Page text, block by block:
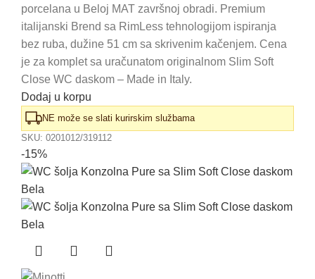
je
bila:
63.670,00 RSD.
je:
57.300,00 RSD.
porcelana u Beloj MAT završnoj obradi. Premium
italijanski Brend sa RimLess tehnologijom ispiranja
bez ruba, dužine 51 cm sa skrivenim kačenjem. Cena
je za komplet sa uračunatom originalnom Slim Soft
Close WC daskom – Made in Italy.
Dodaj u korpu
NE može se slati kurirskim službama
SKU: 0201012/319112
-15%